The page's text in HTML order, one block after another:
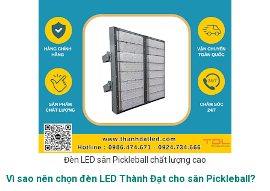
Đèn LED sân Pickleball chất lượng cao
Vì sao nên chọn đèn LED Thành Đạt cho sân Pickleball?